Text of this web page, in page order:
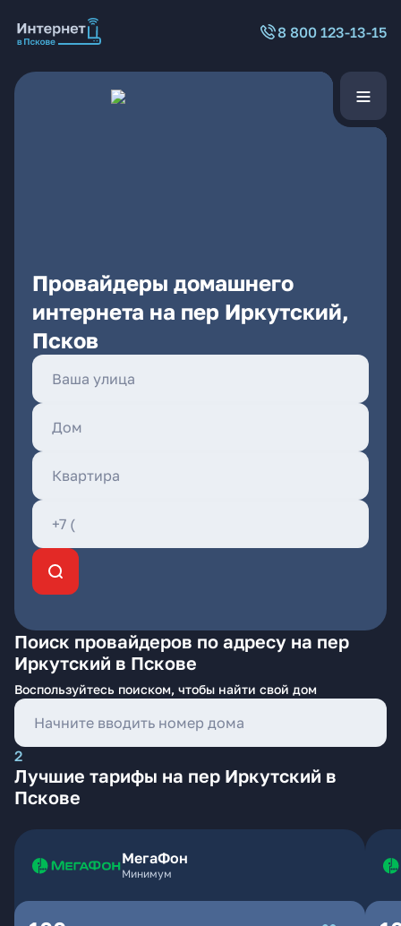
8 800 123-13-15
Провайдеры домашнего
интернета на пер Иркутский,
Псков
Поиск провайдеров по адресу на пер
Иркутский в Пскове
Воспользуйтесь поиском, чтобы найти свой дом
2
Лучшие тарифы на пер Иркутский в
Пскове
МегаФон
Минимум